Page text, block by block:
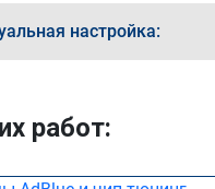
настройка:
работ: